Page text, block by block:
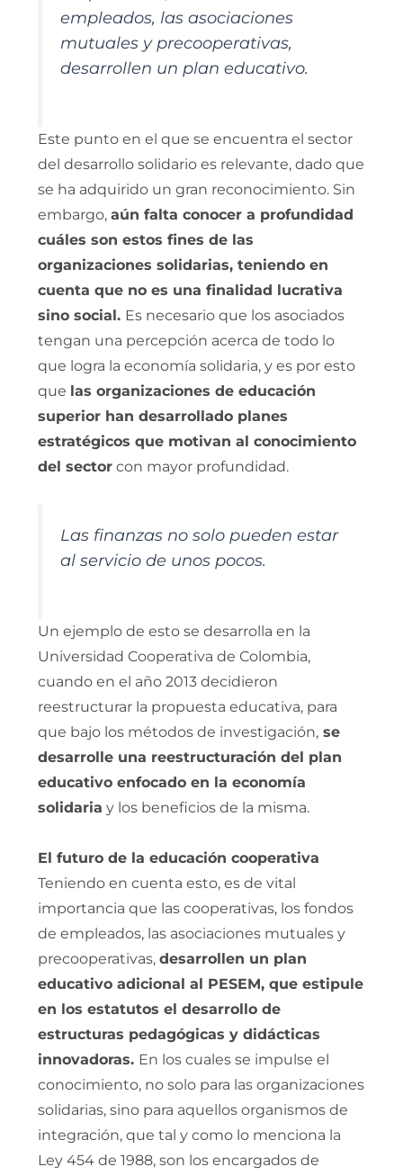
empleados, las asociaciones
mutuales y precooperativas,
desarrollen un plan educativo.
Este punto en el que se encuentra el sector
del desarrollo solidario es relevante, dado que
se ha adquirido un gran reconocimiento. Sin
embargo, aún falta conocer a profundidad
cuáles son estos fines de las
organizaciones solidarias, teniendo en
cuenta que no es una finalidad lucrativa
sino social. Es necesario que los asociados
tengan una percepción acerca de todo lo
que logra la economía solidaria, y es por esto
que las organizaciones de educación
superior han desarrollado planes
estratégicos que motivan al conocimiento
del sector con mayor profundidad.
Las finanzas no solo pueden estar
al servicio de unos pocos.
Un ejemplo de esto se desarrolla en la
Universidad Cooperativa de Colombia,
cuando en el año 2013 decidieron
reestructurar la propuesta educativa, para
que bajo los métodos de investigación, se
desarrolle una reestructuración del plan
educativo enfocado en la economía
solidaria y los beneficios de la misma.
El futuro de la educación cooperativa
Teniendo en cuenta esto, es de vital
importancia que las cooperativas, los fondos
de empleados, las asociaciones mutuales y
precooperativas, desarrollen un plan
educativo adicional al PESEM, que estipule
en los estatutos el desarrollo de
estructuras pedagógicas y didácticas
innovadoras. En los cuales se impulse el
conocimiento, no solo para las organizaciones
solidarias, sino para aquellos organismos de
integración, que tal y como lo menciona la
Ley 454 de 1988, son los encargados de